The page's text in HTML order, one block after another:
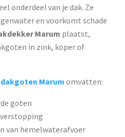
onderdeel van je dak. Ze
en voorkomt schade
Marum plaatst,
in zink, koper of
dakgoten Marum omvatten:
goten
van hemelwaterafvoer